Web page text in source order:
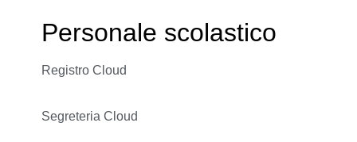
Personale scolastico
Registro Cloud
Segreteria Cloud